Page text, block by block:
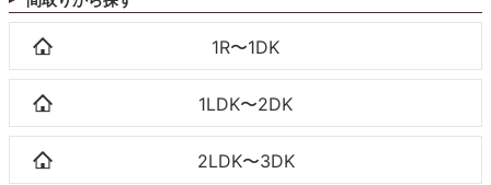
1R〜1DK
1LDK〜2DK
2LDK〜3DK